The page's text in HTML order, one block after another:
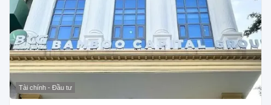
Tài chính - Đầu tư